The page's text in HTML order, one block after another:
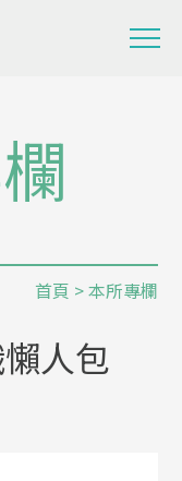
首頁 >本所專欄
人包